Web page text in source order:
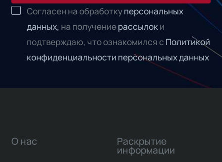
Согласен на обработкуперсональных
данных, на получениерассылоки
подтверждаю, что ознакомился с Политикой
конфиденциальности персональных данных
О нас Раскрытие
информации